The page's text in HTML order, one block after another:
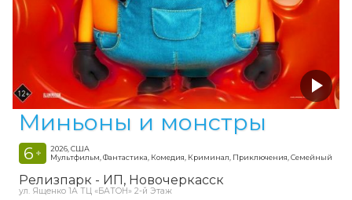
Миньоны и монстры
6 +
2026, США
Мультфильм, Фантастика, Комедия, Криминал, Приключения, Семейный
Релизпарк - ИП Новочеркасск
ул. Ященко 1А ТЦ «БАТОН» 2-й Этаж